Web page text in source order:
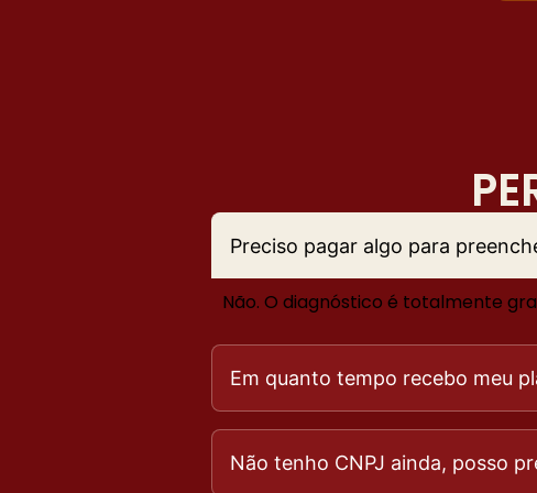
Preciso pagar algo para
Não. O diagnóstico é totalmente
Em quanto tempo recebo meu
Não tenho CNPJ ainda, posso